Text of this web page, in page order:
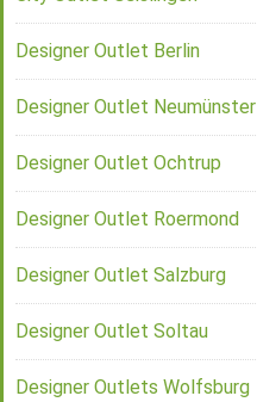
Designer Outlet Berlin
Designer Outlet Neumünster
Designer Outlet Ochtrup
Designer Outlet Roermond
Designer Outlet Salzburg
Designer Outlet Soltau
Designer Outlets Wolfsburg